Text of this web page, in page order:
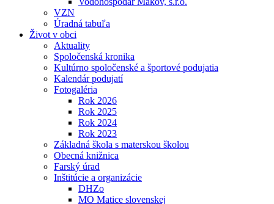
VZN
Úradná tabuľa
Život v obci
Aktuality
Spoločenská kronika
Kultúrno spoločenské a športové podujatia
Kalendár podujatí
Fotogaléria
Rok 2026
Rok 2025
Rok 2024
Rok 2023
Základná škola s materskou školou
Obecná knižnica
Farský úrad
Inštitúcie a organizácie
DHZo
MO Matice slovenskej